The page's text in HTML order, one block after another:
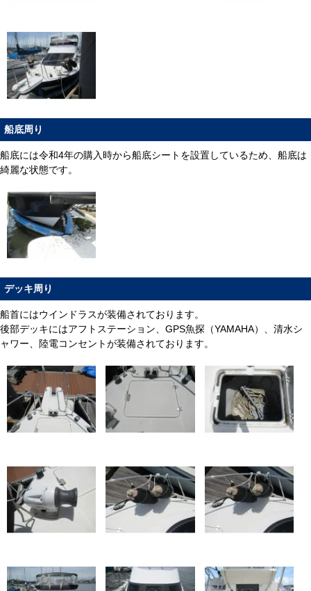
船底周り
船底には令和4年の購入時から船底シートを設置しているため、船底は
綺麗な状態です。
デッキ周り
船首にはウインドラスが装備されております。
後部デッキにはアフトステーション、GPS魚探（YAMAHA）、清水シ
ャワー、陸電コンセントが装備されております。